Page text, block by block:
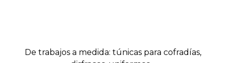
De trabajos a medida: túnicas para cofradías,